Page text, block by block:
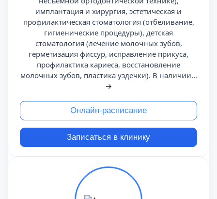
имплантация и хирургия, эстетическая и
профилактическая стоматология (отбеливание,
гигиенические процедуры), детская
стоматология (лечение молочных зубов,
герметизация фиссур, исправление прикуса,
профилактика кариеса, восстановление
молочных зубов, пластика уздечки). В наличии...
→
Онлайн-расписание
Записаться в клинику